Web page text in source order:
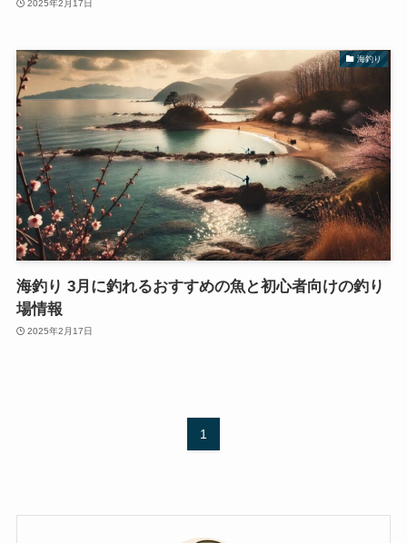
2025年2月17日
海釣り
海釣り 3月に釣れるおすすめの魚と初心者向けの釣り
場情報
2025年2月17日
1